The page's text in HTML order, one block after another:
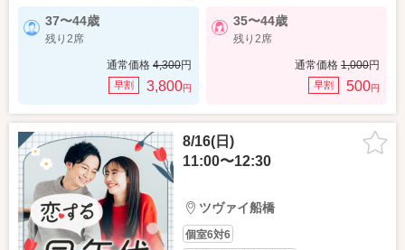
37〜44歳
残り2席
通常価格 4,300円
早割 3,800円
35〜44歳
残り2席
通常価格 1,000円
早割 500円
8/16(日)
11:00〜12:30
ツヴァイ船橋
個室6対6